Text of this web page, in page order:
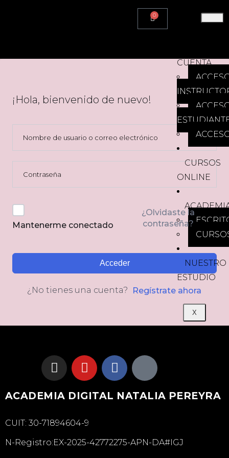
0
CUENTA
CURSOS
ONLINE
NUESTRO
ESTUDIO
X
¡Hola, bienvenido de nuevo!
Mantenerme conectado
¿Olvidaste la
contraseña?
Acceder
¿No tienes una cuenta? Regístrate ahora
ACADEMIA DIGITAL NATALIA PEREYRA
CUIT: 30-71894604-9
N-Registro:EX-2025-42772275-APN-DA#IGJ